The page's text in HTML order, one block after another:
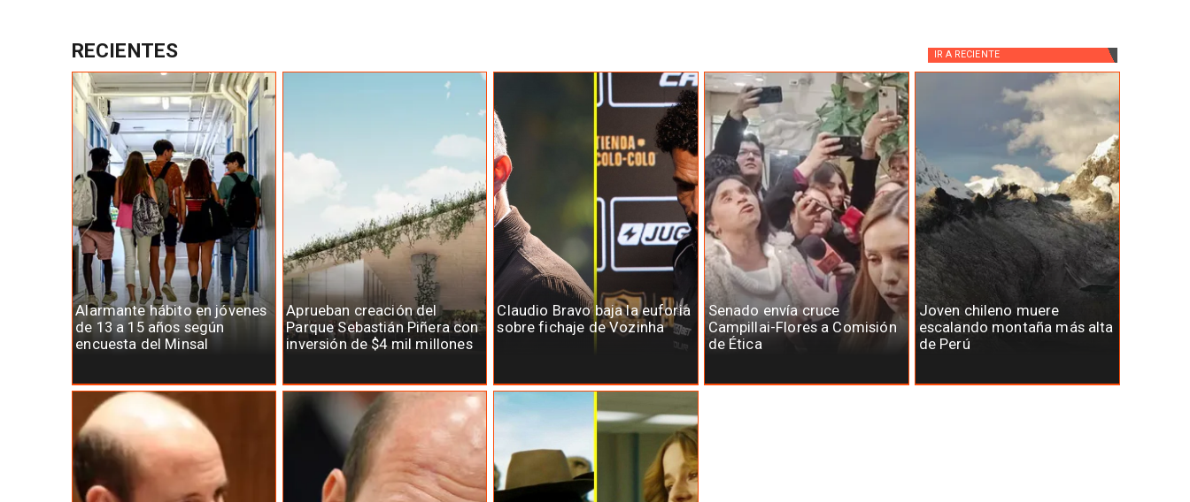
Alarmante hábito en jóvenes
de 13 a 15 años según
encuesta del Minsal
Aprueban creación del
Parque Sebastián Piñera con
inversión de $4 mil millones
Claudio Bravo baja la euforia
sobre fichaje de Vozinha
Senado envía cruce
Campillai-Flores a Comisión
de Ética
Joven chileno muere
escalando montaña más alta
de Perú
RECIENTES IR A RECIENTE